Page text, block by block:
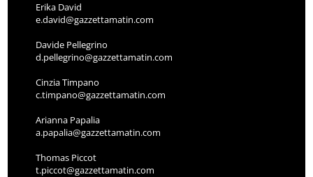
Erika David
e.david@gazzettamatin.com
Davide Pellegrino
d.pellegrino@gazzettamatin.com
Cinzia Timpano
c.timpano@gazzettamatin.com
Arianna Papalia
a.papalia@gazzettamatin.com
Thomas Piccot
t.piccot@gazzettamatin.com